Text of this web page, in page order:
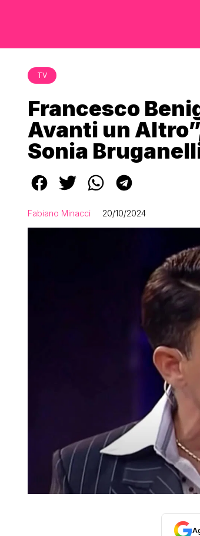
TV
Francesco
Avanti un
Sonia
Fabiano Minacci 20/10/2024